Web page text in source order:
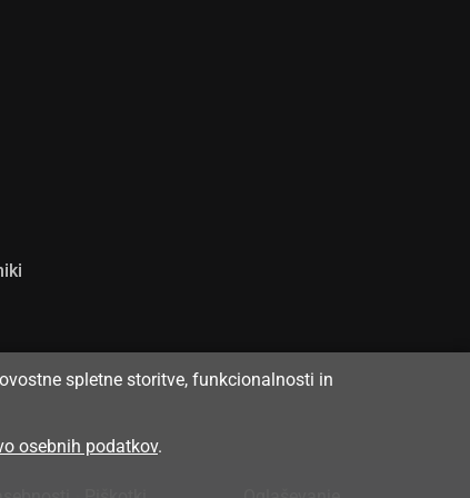
spletne storitve, funkcionalnosti in
osebnih podatkov.